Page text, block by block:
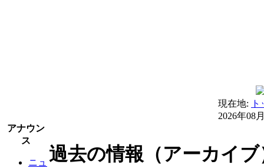
現在地:
2026年08
アナウン
ス
ニュ 過去の情報（アーカイブ